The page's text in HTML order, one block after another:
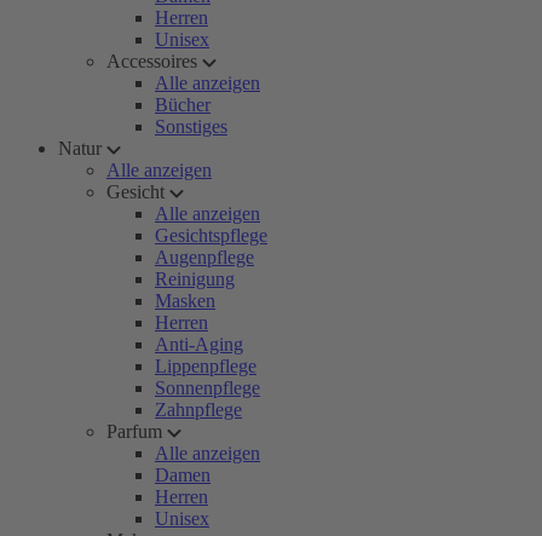
Herren
Unisex
Accessoires
Alle anzeigen
Bücher
Sonstiges
Natur
Alle anzeigen
Gesicht
Alle anzeigen
Gesichtspflege
Augenpflege
Reinigung
Masken
Herren
Anti-Aging
Lippenpflege
Sonnenpflege
Zahnpflege
Parfum
Alle anzeigen
Damen
Herren
Unisex